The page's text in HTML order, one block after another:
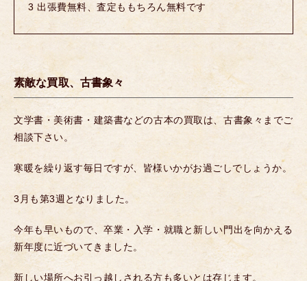
3 出張費無料、査定ももちろん無料です
素敵な買取、古書象々
文学書・美術書・建築書などの古本の買取は、古書象々までご
相談下さい。
寒暖を繰り返す毎日ですが、皆様いかがお過ごしでしょうか。
3月も第3週となりました。
今年も早いもので、卒業・入学・就職と新しい門出を向かえる
新年度に近づいてきました。
新しい場所へお引っ越しされる方も多いとは存じます。